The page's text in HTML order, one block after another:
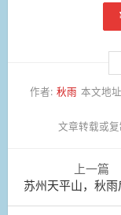
作者: 秋雨 本文地址
文章转载或
上一篇
苏州天平山，秋雨后，晨炼